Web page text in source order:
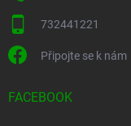
732441221
Připojte se k nám
FACEBOOK